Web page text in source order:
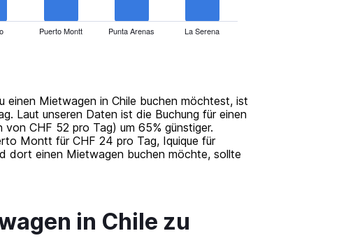
Puerto Montt Punta Arenas La Serena
einen Mietwagen in Chile buchen möchtest, ist
Laut unseren Daten ist die Buchung für einen
CHF 52 pro Tag) um 65% günstiger.
Montt für CHF 24 pro Tag, Iquique für
dort einen Mietwagen buchen möchte, sollte
in Chile zu